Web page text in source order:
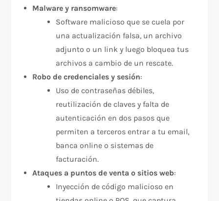
Malware y ransomware:
Software malicioso que se cuela por
una actualización falsa, un archivo
adjunto o un link y luego bloquea tus
archivos a cambio de un rescate.
Robo de credenciales y sesión:
Uso de contraseñas débiles,
reutilización de claves y falta de
autenticación en dos pasos que
permiten a terceros entrar a tu email,
banca online o sistemas de
facturación.
Ataques a puntos de venta o sitios web:
Inyección de código malicioso en